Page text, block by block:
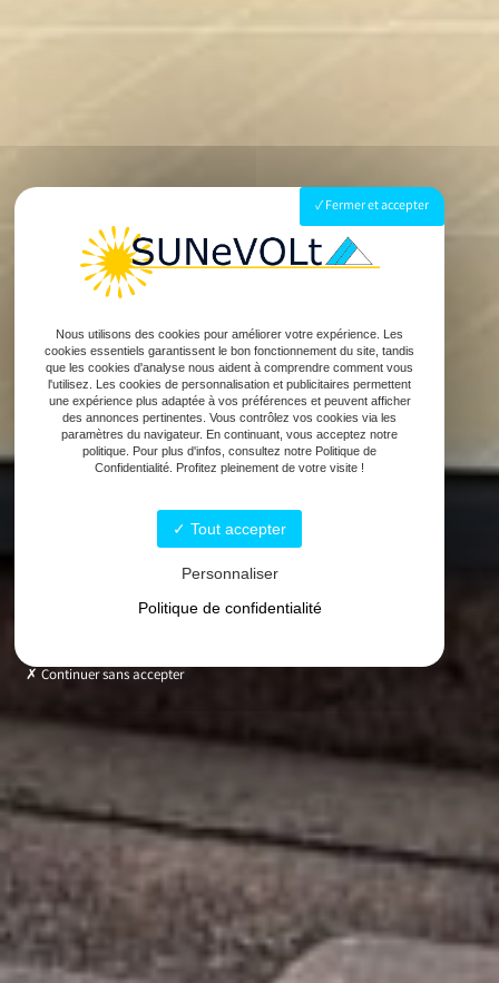
Fermer et accepter
Nous utilisons des cookies pour améliorer votre expérience. Les
cookies essentiels garantissent le bon fonctionnement du site, tandis
que les cookies d'analyse nous aident à comprendre comment vous
l'utilisez. Les cookies de personnalisation et publicitaires permettent
une expérience plus adaptée à vos préférences et peuvent afficher
des annonces pertinentes. Vous contrôlez vos cookies via les
paramètres du navigateur. En continuant, vous acceptez notre
politique. Pour plus d'infos, consultez notre Politique de
Confidentialité. Profitez pleinement de votre visite !
Tout accepter
Personnaliser
Politique de confidentialité
Continuer sans accepter